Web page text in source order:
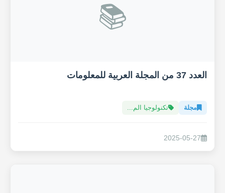
📚
العدد 37 من المجلة العربية للمعلومات
مجلة تكنولوجيا الم...
2025-05-27